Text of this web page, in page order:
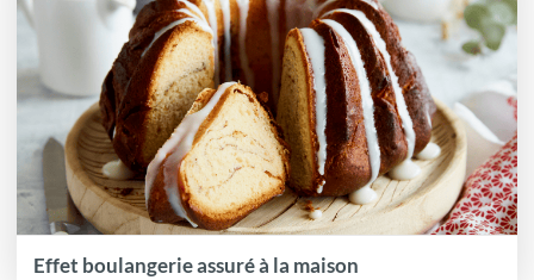
Effet boulangerie assuré à la maison